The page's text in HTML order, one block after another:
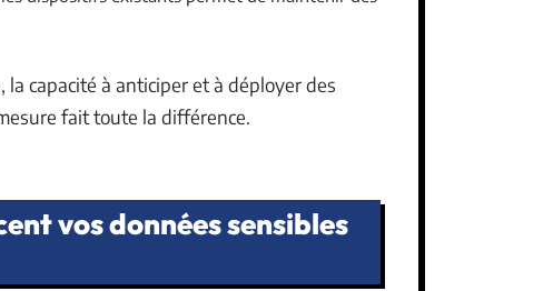
capacité à anticiper et à déployer des
fait toute la différence.
vos données sensibles